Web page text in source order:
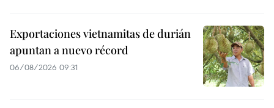
Exportaciones vietnamitas de durián
apuntan a nuevo récord
06/08/2026 09:31